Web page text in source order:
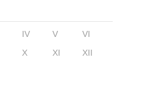
IV V
VI
X XI XII